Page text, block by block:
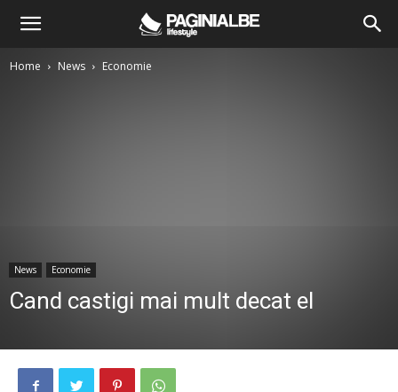
Home News Economie
News Economie
Cand castigi mai mult decat el